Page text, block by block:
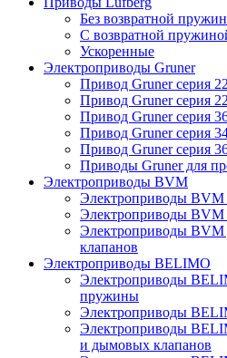
Без возвратной
С возвратной
Ускоренные
Электроприводы Gruner
Привод Gruner серия
Привод Gruner серия
Привод Gruner серия
Привод Gruner серия
Привод Gruner серия
Приводы Gruner для
Электроприводы BVM
Электроприводы BVM
Электроприводы BVM
Электроприводы
клапанов
Электроприводы BELIMO
Электроприводы
пружины
Электроприводы
Электроприводы
и дымовых клапанов